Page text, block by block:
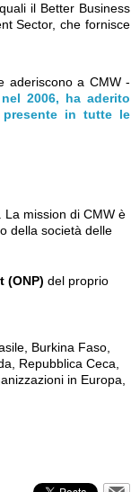
il Better Business
Sector, che fornisce
aderiscono a CMW -
nel 2006, ha aderito
in tutte le
La mission di CMW è
della società delle
(ONP) del proprio
Burkina Faso,
Repubblica Ceca,
in Europa,